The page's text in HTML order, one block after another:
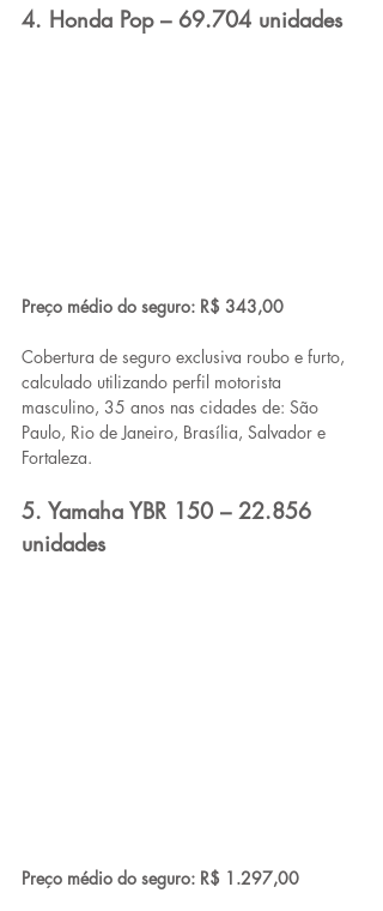
4. Honda Pop – 69.704 unidades
Preço médio do seguro: R$ 343,00
Cobertura de seguro exclusiva roubo e furto,
calculado utilizando perfil motorista
masculino, 35 anos nas cidades de: São
Paulo, Rio de Janeiro, Brasília, Salvador e
Fortaleza.
5. Yamaha YBR 150 – 22.856
unidades
Preço médio do seguro: R$ 1.297,00